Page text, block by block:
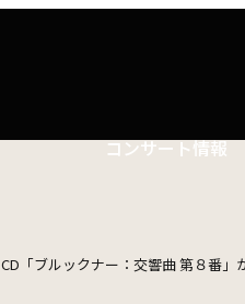
コンサート情報
こども定
ット券
京交響楽団とは
インカイン
CD「ブルックナー：交響曲 第８番」